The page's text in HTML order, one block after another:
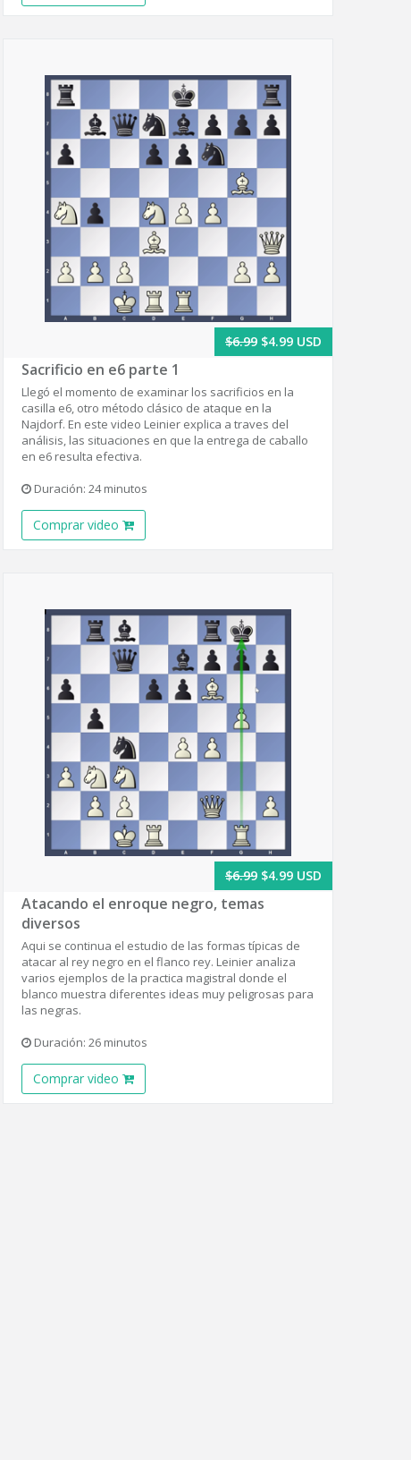
$6.99 $4.99 USD
Sacrificio en e6 parte 1
Llegó el momento de examinar los sacrificios en la
casilla e6, otro método clásico de ataque en la
Najdorf. En este video Leinier explica a traves del
análisis, las situaciones en que la entrega de caballo
en e6 resulta efectiva.
Duración: 24 minutos
Comprar video
$6.99 $4.99 USD
Atacando el enroque negro, temas
diversos
Aqui se continua el estudio de las formas típicas de
atacar al rey negro en el flanco rey. Leinier analiza
varios ejemplos de la practica magistral donde el
blanco muestra diferentes ideas muy peligrosas para
las negras.
Duración: 26 minutos
Comprar video